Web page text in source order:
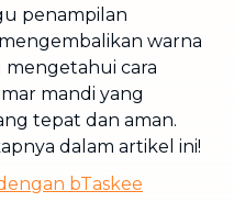
penampilan
warna
mengetahui cara
mandi yang
tepat dan aman.
dalam artikel ini!
bTaskee